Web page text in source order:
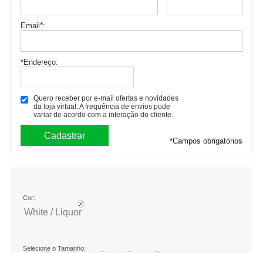
Email *:
*Endereço:
Quero receber por e-mail ofertas e novidades
da loja virtual. A frequência de envios pode
variar de acordo com a interação do cliente.
*Campos obrigatórios
Cor:
White / Liquor
Selecione o Tamanho: